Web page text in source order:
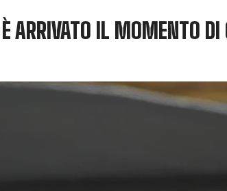
ARRIVATO IL MOMENTO